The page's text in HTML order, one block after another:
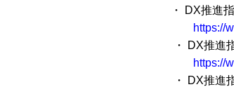
・
DX推進
https://
・
DX推進
https://
・
DX推進